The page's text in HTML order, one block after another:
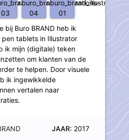
bij Buro BRAND heb ik
tablets in Illustrator
ik mijn (digitale) teken
om klanten van de
te helpen. Door visuele
ik ingewikkelde
vertalen naar
JAAR: 2017